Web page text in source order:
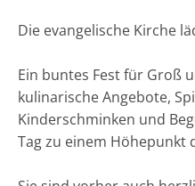
Die evangelische Kirche
Ein buntes Fest für Groß
kulinarische Angebote,
Kinderschminken und
Tag zu einem Höhepunkt